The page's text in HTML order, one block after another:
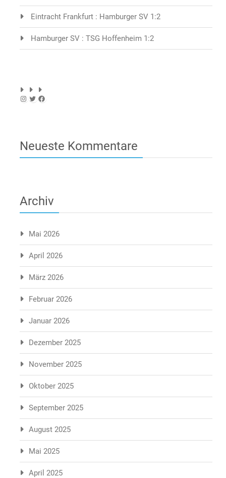
Eintracht Frankfurt : Hamburger SV 1:2
Hamburger SV : TSG Hoffenheim 1:2
Instagram
TwitterFacebook
Neueste Kommentare
Archiv
Mai 2026
April 2026
März 2026
Februar 2026
Januar 2026
Dezember 2025
November 2025
Oktober 2025
September 2025
August 2025
Mai 2025
April 2025